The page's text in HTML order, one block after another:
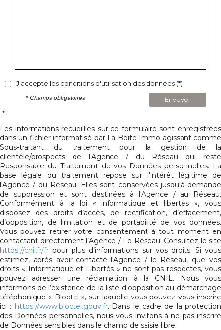
J'accepte les conditions d'utilisation des données (*)
Envoyer
* Champs obligatoires
* :
Les informations recueillies sur ce formulaire sont enregistrées
dans un fichier informatisé par La Boite Immo agissant comme
Sous-traitant du traitement pour la gestion de la
clientèle/prospects de l'Agence / du Réseau qui reste
Responsable du Traitement de vos Données personnelles. La
base légale du traitement repose sur l'intérêt légitime de
l'Agence / du Réseau. Elles sont conservées jusqu'à demande
de suppression et sont destinées à l'Agence / au Réseau.
Conformément à la loi « informatique et libertés », vous
disposez des droits d’accès, de rectification, d’effacement,
d’opposition, de limitation et de portabilité de vos données.
Vous pouvez retirer votre consentement à tout moment en
contactant directement l’Agence / Le Réseau. Consultez le site
https://cnil.fr/fr pour plus d’informations sur vos droits. Si vous
estimez, après avoir contacté l'Agence / le Réseau, que vos
droits « Informatique et Libertés » ne sont pas respectés, vous
pouvez adresser une réclamation à la CNIL. Nous vous
informons de l’existence de la liste d'opposition au démarchage
téléphonique « Bloctel », sur laquelle vous pouvez vous inscrire
ici : https://www.bloctel.gouv.fr. Dans le cadre de la protection
des Données personnelles, nous vous invitons à ne pas inscrire
de Données sensibles dans le champ de saisie libre.